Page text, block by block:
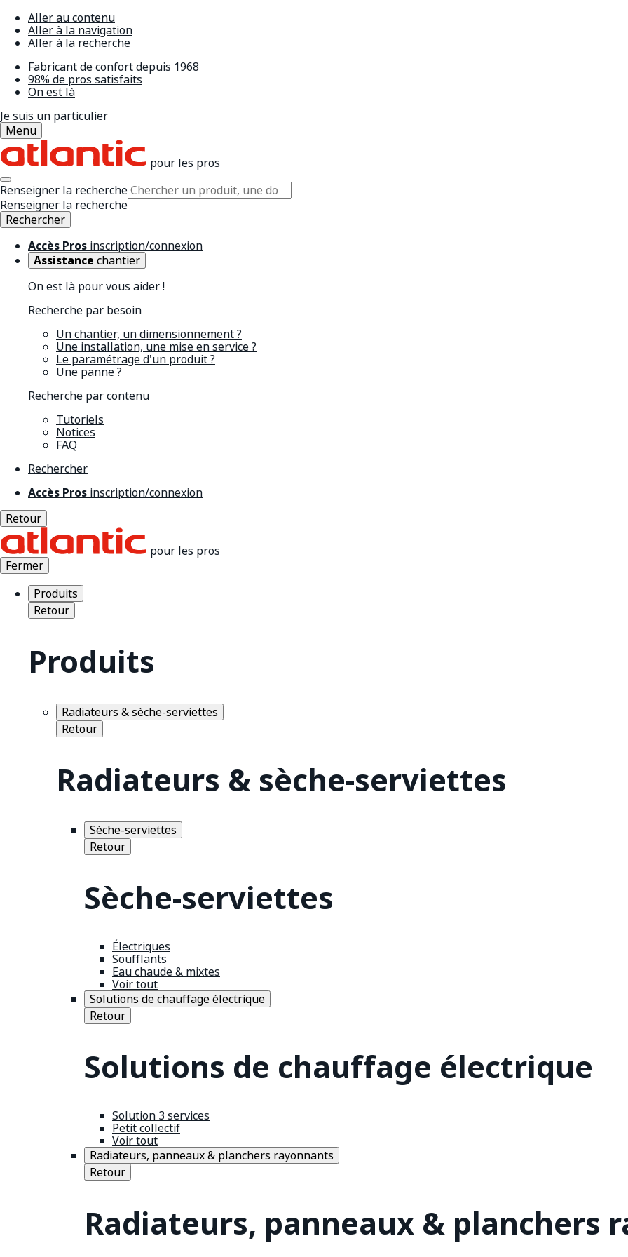
Aller au contenu
Aller à la navigation
Aller à la recherche
Fabricant de confort depuis 1968
98% de pros satisfaits
On est là
Je suis un particulier
Menu
pour les pros
Renseigner la recherche
Renseigner la recherche
Rechercher
Accès Pros inscription/connexion
Assistance chantier
On est là pour vous aider !
Recherche par besoin
Un chantier, un dimensionnement ?
Une installation, une mise en service ?
Le paramétrage d'un produit ?
Une panne ?
Recherche par contenu
Tutoriels
Notices
FAQ
Rechercher
Accès Pros inscription/connexion
Retour
pour les pros
Fermer
Produits
Retour
Produits
Radiateurs & sèche-serviettes
Retour
Radiateurs & sèche-serviettes
Sèche-serviettes
Retour
Sèche-serviettes
Électriques
Soufflants
Eau chaude & mixtes
Voir tout
Solutions de chauffage électrique
Retour
Solutions de chauffage électrique
Solution 3 services
Petit collectif
Voir tout
Radiateurs, panneaux & planchers rayonnants
Retour
Radiateurs, panneaux & planchers